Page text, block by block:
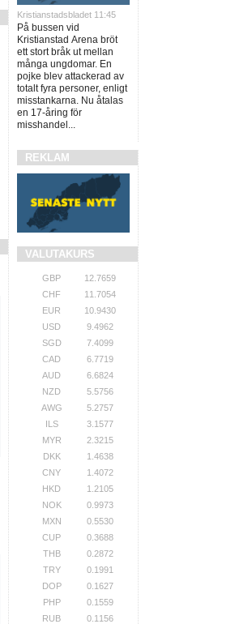
Kristianstadsbladet 11:45
På bussen vid
Kristianstad Arena bröt
ett stort bråk ut mellan
många ungdomar. En
pojke blev attackerad av
totalt fyra personer, enligt
misstankarna. Nu åtalas
en 17-åring för
misshandel...
REKLAM
VALUTAKURS
GBP
12.7659
CHF
11.7054
EUR
10.9430
USD
9.4962
SGD
7.4099
CAD
6.7719
AUD
6.6824
NZD
5.5756
AWG
5.2757
ILS
3.1577
MYR
2.3215
DKK
1.4638
CNY
1.4072
HKD
1.2105
NOK
0.9973
MXN
0.5530
CUP
0.3688
THB
0.2872
TRY
0.1991
DOP
0.1627
PHP
0.1559
RUB
0.1156